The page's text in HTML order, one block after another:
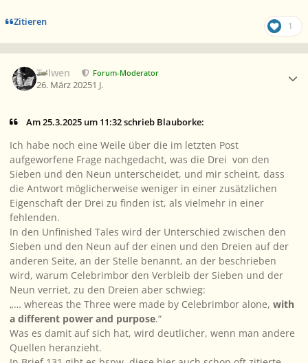
Zitieren 1
Tolwen Forum-Moderator
26. März 20251 J.
Am 25.3.2025 um 11:32 schrieb Blauborke:
Ich habe noch eine Weile über die im letzten Post
aufgeworfene Frage nachgedacht, was die Drei von den
Sieben und den Neun unterscheidet, und mir scheint, dass
die Antwort möglicherweise weniger in einer zusätzlichen
Eigenschaft der Drei zu finden ist, als vielmehr in einer
fehlenden.
In den Unfinished Tales wird der Unterschied zwischen den
Sieben und den Neun auf der einen und den Dreien auf der
anderen Seite, an der Stelle benannt, an der beschrieben
wird, warum Celebrimbor den Verbleib der Sieben und der
Neun verriet, zu den Dreien aber schwieg:
„… whereas the Three were made by Celebrimbor alone, with
a different power and purpose.“
Was es damit auf sich hat, wird deutlicher, wenn man andere
Quellen heranzieht.